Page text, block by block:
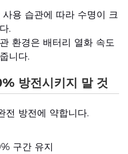
용 습관에 따라 수명이 크
.
환경은 배터리 열화 속도
니다.
방전시키지 말 것
전 방전에 약합니다.
구간 유지